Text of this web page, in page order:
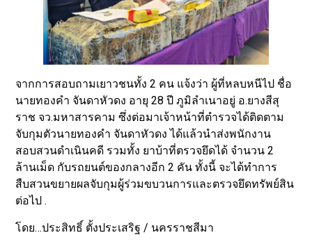
จากการสอบถามเยาวชนทั้ง 2 คน แจ้งว่า ผู้ที่หลบหนีไป ชื่อ
นายทองคำ จันดาหัวดง อายุ 28 ปี ภูมิลำเนาอยู่ อ.ยางสีสุ
ราช จว.มหาสารคาม ซึ่งต่อมาเจ้าหน้าที่ตำรวจได้ติดตาม
จับกุมตัวนายทองคำ จันดาหัวดง ได้แล้วนำส่งพนักงาน
สอบสวนดำเนินคดี รวมทั้ง ยาบ้าที่ตรวจยึดได้ จำนวน 2
ล้านเม็ด กับรถยนต์ของกลางอีก 2 คัน ทั้งนี้ จะได้ทำการ
สืบสวนขยายผลจับกุมผู้ร่วมขบวนการและตรวจยึดทรัพย์สิน
ต่อไป .
โดย…ประสิทธิ์ ตั้งประเสริฐ / นครราชสีมา